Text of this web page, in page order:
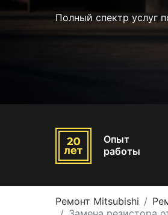
Полный спектр услуг
Опыт
работы
Ремонт Mitsubishi